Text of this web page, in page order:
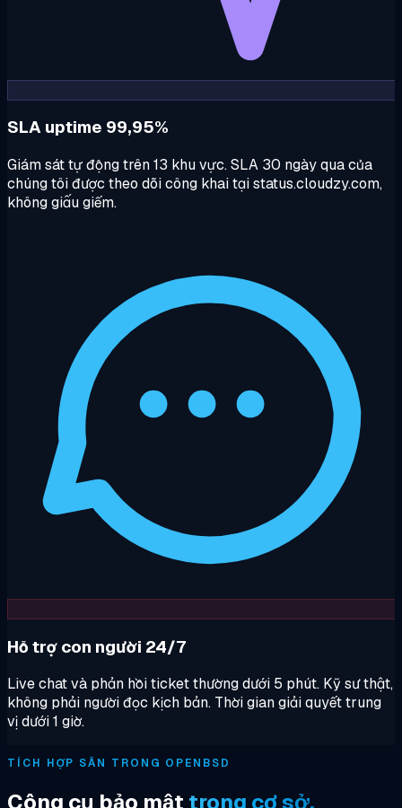
SLA uptime 99,95%
Giám sát tự động trên 13 khu vực. SLA 30 ngày qua của
chúng tôi được theo dõi công khai tại status.cloudzy.com,
không giấu giếm.
Hỗ trợ con người 24/7
Live chat và phản hồi ticket thường dưới 5 phút. Kỹ sư thật,
không phải người đọc kịch bản. Thời gian giải quyết trung
vị dưới 1 giờ.
TÍCH HỢP SẴN TRONG OPENBSD
Công cụ bảo mật trong cơ sở.